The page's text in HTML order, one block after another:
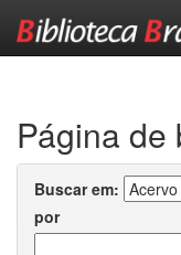
Página de
Buscar em:
por